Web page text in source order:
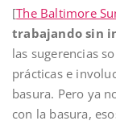
[The Baltimore
trabajando sin
las sugerencias
prácticas e
basura. Pero ya
con la basura,